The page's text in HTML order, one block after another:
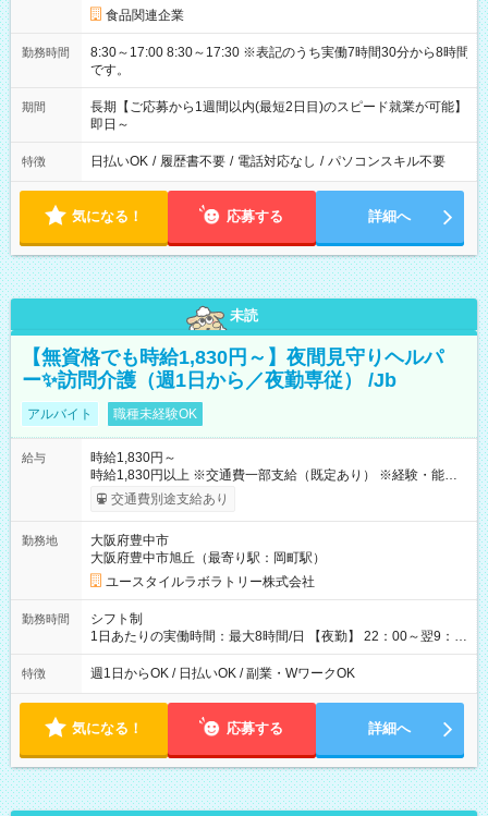
食品関連企業
勤務時間
8:30～17:00 8:30～17:30 ※表記のうち実働7時間30分から8時間
です。
期間
長期【ご応募から1週間以内(最短2日目)のスピード就業が可能】
即日～
特徴 日払いOK / 履歴書不要 / 電話対応なし / パソコンスキル不要
気になる！ 応募する 詳細へ
未読
【無資格でも時給1,830円～】夜間見守りヘルパ
ー✨訪問介護（週1日から／夜勤専従） /Jb
アルバイト 職種未経験OK
給与
時給1,830円～
時給1,830円以上 ※交通費一部支給（既定あり） ※経験・能力を
考慮して決定します 【収入例】 週1回勤務の場合：1,830円×8時
間×4回=5万8,560円 週3回勤務の場合：1,830円×8時間×12回
月 ※ 雇用形態と給与に、本採用時と異なる部分があります。 雇
用形態：本採用時と同じです。 給与：時給 1,610円以上
交通費別途支給あり
勤務地
大阪府豊中市
大阪府豊中市旭丘（最寄り駅：岡町駅）
ユースタイルラボラトリー株式会社
勤務時間
シフト制
1日あたりの実働時間：最大8時間/日 【夜勤】 22：00～翌9：
00 ※週1日～OK ／ 夜勤専従 ＊＊ 勤務時間例 ＊＊ ■22時か
ら翌7時 ■23時から翌8時 ■24時から翌9時 など ※上記の時間
ます。 ※曜日固定（毎週同じ曜日での勤務となります）
特徴 週1日からOK / 日払いOK / 副業・WワークOK
気になる！ 応募する 詳細へ